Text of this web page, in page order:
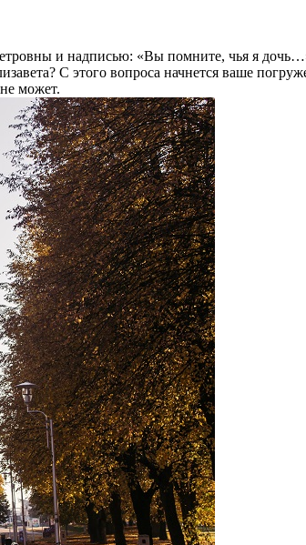
и надписью: «Вы помните, чья я
С этого вопроса начнется ваше
может.